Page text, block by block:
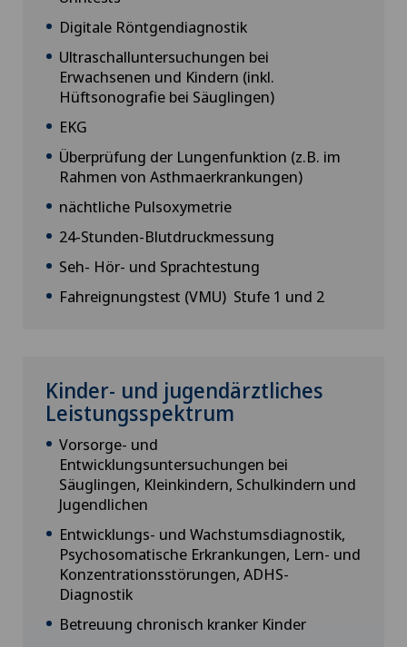
Digitale Röntgendiagnostik
Ultraschalluntersuchungen bei
Erwachsenen und Kindern (inkl.
Hüftsonografie bei Säuglingen)
EKG
Überprüfung der Lungenfunktion (z.B. im
Rahmen von Asthmaerkrankungen)
nächtliche Pulsoxymetrie
24-Stunden-Blutdruckmessung
Seh- Hör- und Sprachtestung
Fahreignungstest (VMU) Stufe 1 und 2
Kinder- und jugendärztliches
Leistungsspektrum
Vorsorge- und
Entwicklungsuntersuchungen bei
Säuglingen, Kleinkindern, Schulkindern und
Jugendlichen
Entwicklungs- und Wachstumsdiagnostik,
Psychosomatische Erkrankungen, Lern- und
Konzentrationsstörungen, ADHS-
Diagnostik
Betreuung chronisch kranker Kinder